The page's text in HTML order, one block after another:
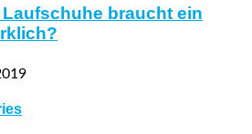
Laufschuhe braucht ein